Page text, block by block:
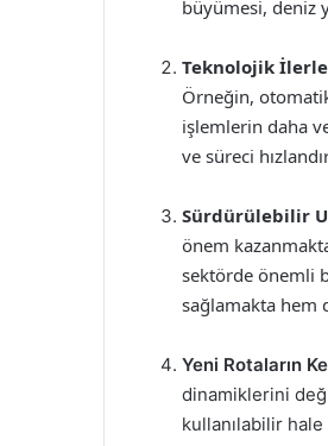
büyümesi, deniz
Teknolojik
Örneğin,
işlemlerin daha
ve süreci
Sürdürülebilir
önem
sektörde önemli
sağlamakta hem
Yeni Rotaların
dinamiklerini
kullanılabilir